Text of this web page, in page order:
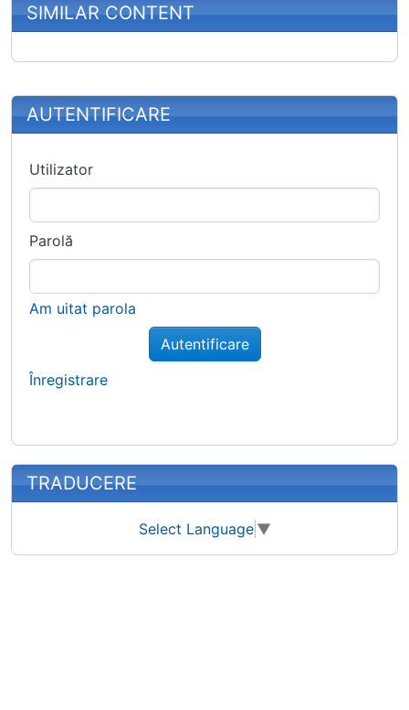
SIMILAR CONTENT
More content and functionality
AUTENTIFICARE
Utilizator
Parolă
Am uitat parola
Autentificare
Înregistrare
TRADUCERE
Select Language ▼